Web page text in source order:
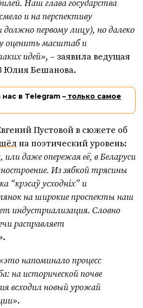
Наш глава государства
и на перспективу
должно первому лицу), но далеко
оценить масштаб и
идей», – заявила ведущая
Юлия Бешанова.
в Telegram – только самое
Пустовой в сюжете об
на поэтический уровень:
даже опережая её, в Беларуси
Из зябкой трясины
“крэсаў усходніх” и
на широкие проспекты наш
индустриализация. Словно
расправляет
.
напоминало процесс
на исторической почве
всходил новый урожай
.